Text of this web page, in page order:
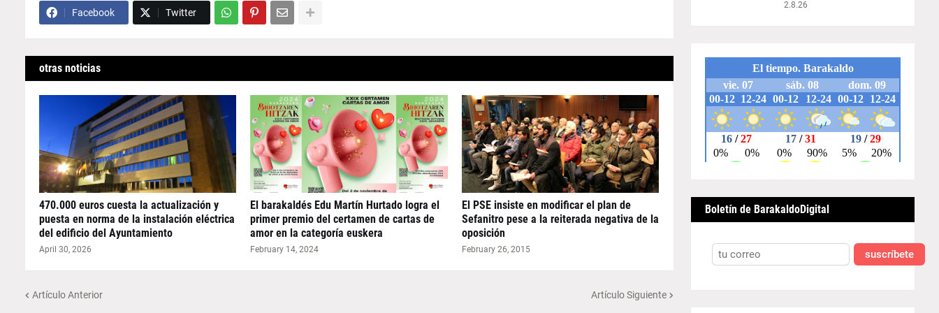
Facebook Twitter
otras noticias
470.000 euros cuesta la actualización y
puesta en norma de la instalación eléctrica
del edificio del Ayuntamiento
April 30, 2026
El barakaldés Edu Martín Hurtado logra el
primer premio del certamen de cartas de
amor en la categoría euskera
February 14, 2024
El PSE insiste en modificar el plan de
Sefanitro pese a la reiterada negativa de la
oposición
February 26, 2015
Artículo Anterior Artículo Siguiente
2.8.26
Boletín de BarakaldoDigital
suscríbete